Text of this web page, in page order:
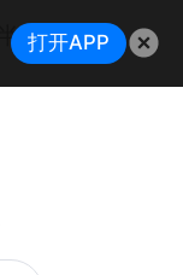
修脚按摩技师（只上4个半小时+熟手优先+时间灵活）
打开APP